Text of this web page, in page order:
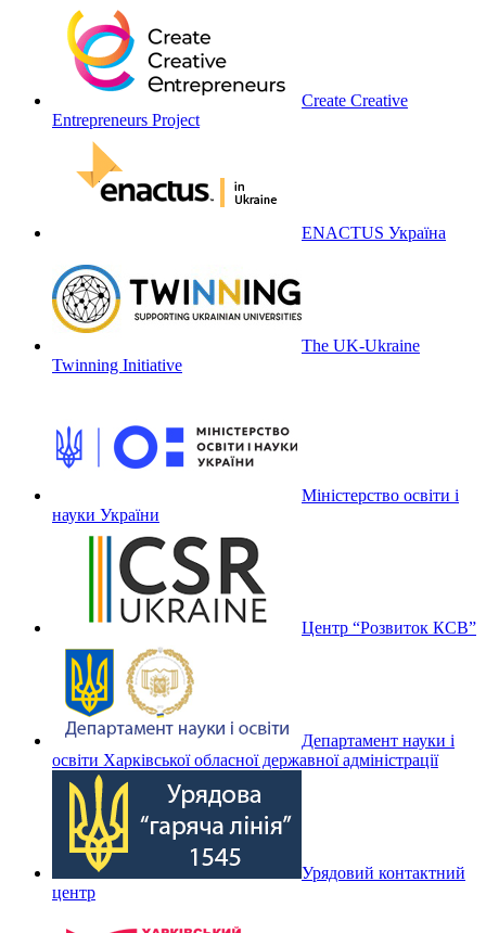
Create Creative
Entrepreneurs Project
ENACTUS Україна
The UK-Ukraine
Twinning Initiative
Міністерство освіти і
науки України
Центр “Розвиток КСВ”
Департамент науки і
освіти Харківської обласної державної адміністрації
Урядовий контактний
центр